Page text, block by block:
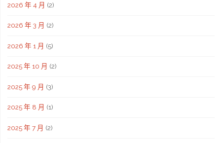
2026 年 4 月 (2)
2026 年 3 月 (2)
2026 年 1 月 (5)
2025 年 10 月 (2)
2025 年 9 月 (3)
2025 年 8 月 (1)
2025 年 7 月 (2)